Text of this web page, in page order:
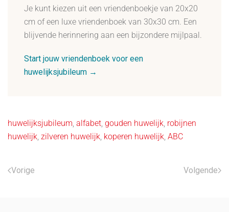
Je kunt kiezen uit een vriendenboekje van 20x20
cm of een luxe vriendenboek van 30x30 cm. Een
blijvende herinnering aan een bijzondere mijlpaal.
Start jouw vriendenboek voor een
huwelijksjubileum →
huwelijksjubileum, alfabet, gouden huwelijk, robijnen
huwelijk, zilveren huwelijk, koperen huwelijk, ABC
Vorige Volgende